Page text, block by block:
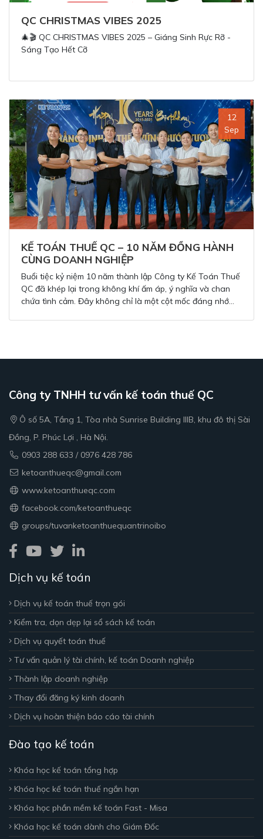
QC CHRISTMAS VIBES 2025
🎄🎬 QC CHRISTMAS VIBES 2025 – Giáng Sinh Rực Rỡ -
Sáng Tạo Hết Cỡ
12
Sep
KẾ TOÁN THUẾ QC – 10 NĂM ĐỒNG HÀNH
CÙNG DOANH NGHIỆP
Buổi tiệc kỷ niệm 10 năm thành lập Công ty Kế Toán Thuế
QC đã khép lại trong không khí ấm áp, ý nghĩa và chan
chứa tình cảm. Đây không chỉ là một cột mốc đáng nhớ
Công ty TNHH tư vấn kế toán thuế QC
Ô số 5A, Tầng 1, Tòa nhà Sunrise Building IIIB, khu đô thị Sài
Đồng, P. Phúc Lợi , Hà Nội.
0903 288 633 / 0976 428 786
ketoanthueqc@gmail.com
www.ketoanthueqc.com
facebook.com/ketoanthueqc
groups/tuvanketoanthuequantrinoibo
Dịch vụ kế toán
Dịch vụ kế toán thuế trọn gói
Kiểm tra, dọn dẹp lại sổ sách kế toán
Dịch vụ quyết toán thuế
Tư vấn quản lý tài chính, kế toán Doanh nghiệp
Thành lập doanh nghiệp
Thay đổi đăng ký kinh doanh
Dịch vụ hoàn thiện báo cáo tài chính
Đào tạo kế toán
Khóa học kế toán tổng hợp
Khóa học kế toán thuế ngắn hạn
Khóa học phần mềm kế toán Fast - Misa
Khóa học kế toán dành cho Giám Đốc